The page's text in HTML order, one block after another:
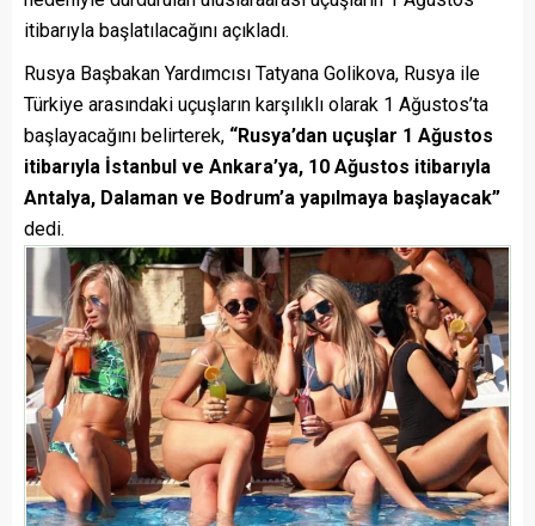
itibarıyla başlatılacağını açıkladı.
Rusya Başbakan Yardımcısı Tatyana Golikova, Rusya ile
Türkiye arasındaki uçuşların karşılıklı olarak 1 Ağustos’ta
başlayacağını belirterek, “Rusya’dan uçuşlar 1 Ağustos
itibarıyla İstanbul ve Ankara’ya, 10 Ağustos itibarıyla
Antalya, Dalaman ve Bodrum’a yapılmaya başlayacak”
dedi.